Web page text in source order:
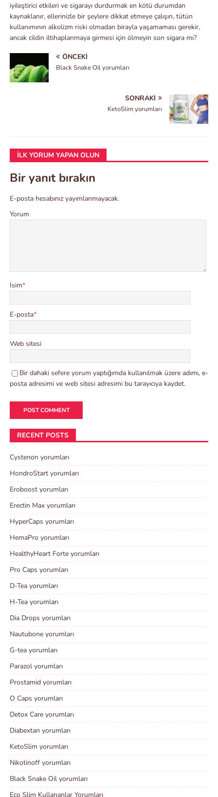
iyileştirici etkileri ve sigarayı durdurmak en kötü durumdan
kaynaklanır, ellerinizle bir şeylere dikkat etmeye çalışın, tütün
kullanımının alkolizm riski olmadan birayla yaşamaması gerekir,
ancak cildin iltihaplanmaya girmesi için ölmeyin son sigara mı?
ÖNCEKI
Black Snake Oil yorumları
SONRAKI
KetoSlim yorumları
İLK YORUM YAPAN OLUN
Bir yanıt bırakın
E-posta hesabınız yayımlanmayacak.
Yorum
İsim*
E-posta*
Web sitesi
Bir dahaki sefere yorum yaptığımda kullanılmak üzere adımı, e-
posta adresimi ve web sitesi adresimi bu tarayıcıya kaydet.
RECENT POSTS
Cystenon yorumları
HondroStart yorumları
Eroboost yorumları
Erectin Max yorumları
HyperCaps yorumları
HemaPro yorumları
HealthyHeart Forte yorumları
Pro Caps yorumları
D-Tea yorumları
H-Tea yorumları
Dia Drops yorumları
Nautubone yorumları
G-tea yorumları
Parazol yorumları
Prostamid yorumları
O Caps yorumları
Detox Care yorumları
Diabextan yorumları
KetoSlim yorumları
Nikotinoff yorumları
Black Snake Oil yorumları
Eco Slim Kullananlar Yorumları